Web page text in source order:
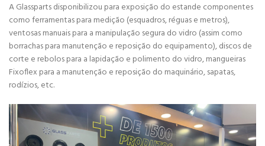
A Glassparts disponibilizou para exposição do estande componentes
como ferramentas para medição (esquadros, réguas e metros),
ventosas manuais para a manipulação segura do vidro (assim como
borrachas para manutenção e reposição do equipamento), discos de
corte e rebolos para a lapidação e polimento do vidro, mangueiras
Fixoflex para a manutenção e reposição do maquinário, sapatas,
rodízios, etc.